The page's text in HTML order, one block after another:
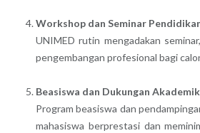
Workshop dan Seminar
UNIMED rutin mengadakan
pengembangan profesional bagi
Beasiswa dan Dukungan Akademik
Program beasiswa dan
mahasiswa berprestasi dan